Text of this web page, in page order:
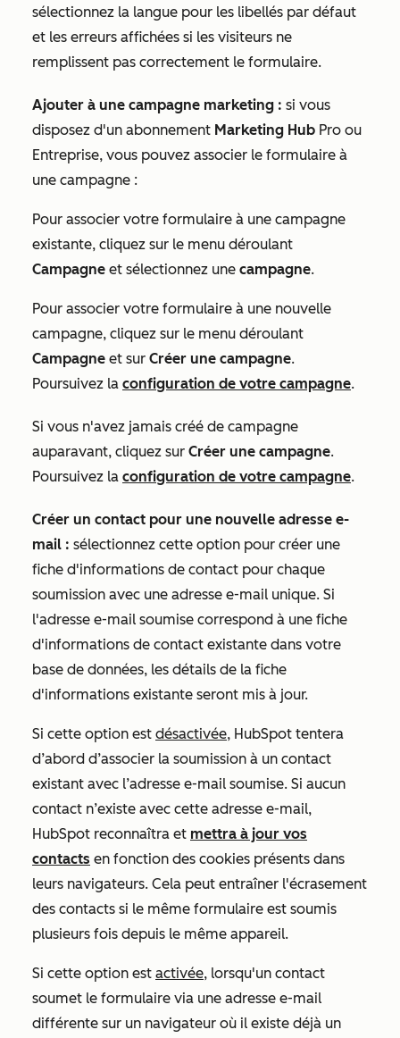
sélectionnez la langue pour les libellés par défaut
et les erreurs affichées si les visiteurs ne
remplissent pas correctement le formulaire.
Ajouter à une campagne marketing : si vous
disposez d'un abonnement Marketing Hub Pro ou
Entreprise, vous pouvez associer le formulaire à
une campagne :
Pour associer votre formulaire à une campagne
existante, cliquez sur le menu déroulant
Campagne et sélectionnez une campagne.
Pour associer votre formulaire à une nouvelle
campagne, cliquez sur le menu déroulant
Campagne et sur Créer une campagne.
Poursuivez la configuration de votre campagne.
Si vous n'avez jamais créé de campagne
auparavant, cliquez sur Créer une campagne.
Poursuivez la configuration de votre campagne.
Créer un contact pour une nouvelle adresse e-
mail : sélectionnez cette option pour créer une
fiche d'informations de contact pour chaque
soumission avec une adresse e-mail unique. Si
l'adresse e-mail soumise correspond à une fiche
d'informations de contact existante dans votre
base de données, les détails de la fiche
d'informations existante seront mis à jour.
Si cette option est désactivée, HubSpot tentera
d’abord d’associer la soumission à un contact
existant avec l’adresse e-mail soumise. Si aucun
contact n’existe avec cette adresse e-mail,
HubSpot reconnaîtra et mettra à jour vos
contacts en fonction des cookies présents dans
leurs navigateurs. Cela peut entraîner l'écrasement
des contacts si le même formulaire est soumis
plusieurs fois depuis le même appareil.
Si cette option est activée, lorsqu'un contact
soumet le formulaire via une adresse e-mail
différente sur un navigateur où il existe déjà un